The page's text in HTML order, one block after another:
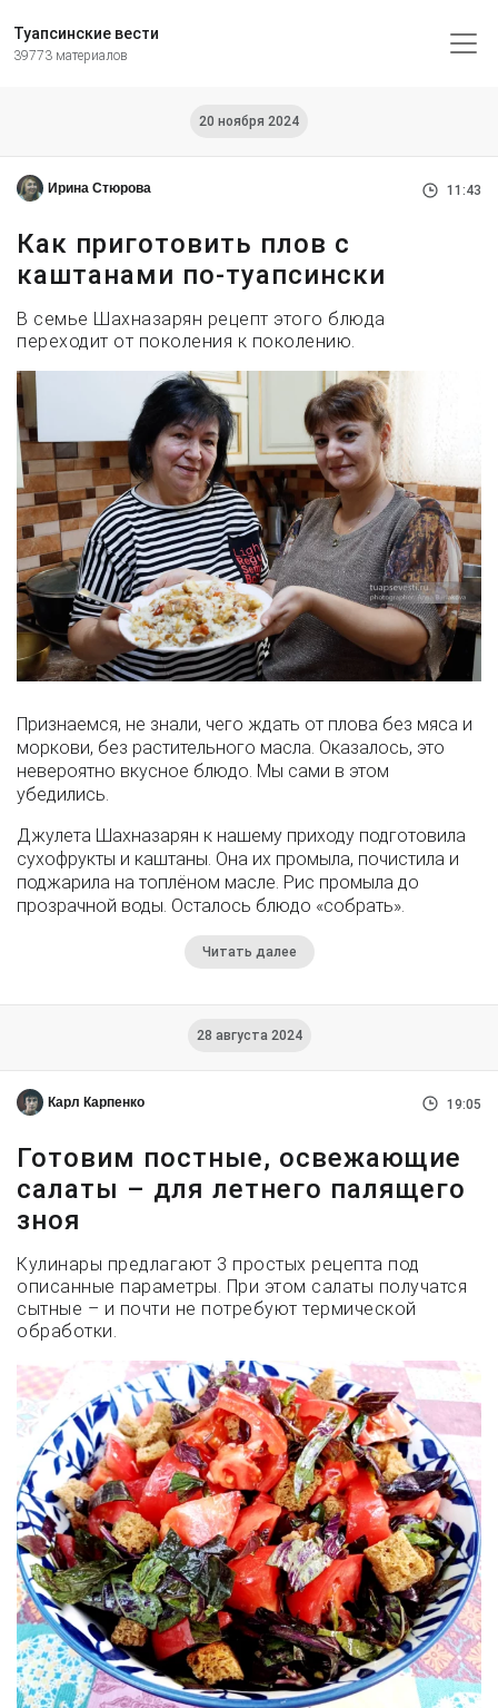
Туапсинские вести
39773 материалов
20 ноября 2024
Ирина Стюрова 11:43
Как приготовить плов с
каштанами по-туапсински
В семье Шахназарян рецепт этого блюда
переходит от поколения к поколению.
Признаемся, не знали, чего ждать от плова без мяса и
моркови, без растительного масла. Оказалось, это
невероятно вкусное блюдо. Мы сами в этом
убедились.
Джулета Шахназарян к нашему приходу подготовила
сухофрукты и каштаны. Она их промыла, почистила и
поджарила на топлёном масле. Рис промыла до
прозрачной воды. Осталось блюдо «собрать».
Читать далее
28 августа 2024
Карл Карпенко 19:05
Готовим постные, освежающие
салаты – для летнего палящего
зноя
Кулинары предлагают 3 простых рецепта под
описанные параметры. При этом салаты получатся
сытные – и почти не потребуют термической
обработки.